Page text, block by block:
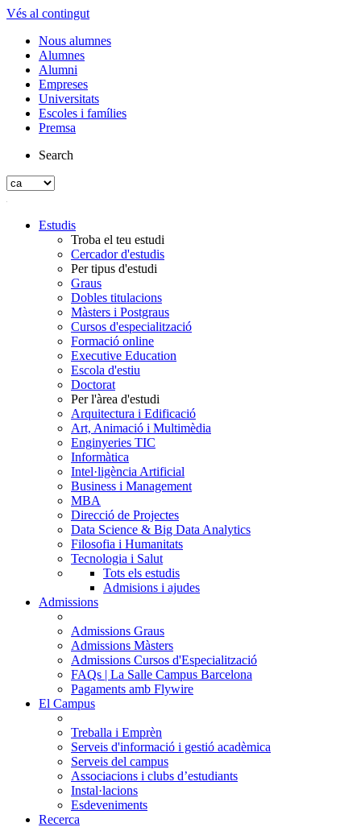
Vés al contingut
Nous alumnes
Alumnes
Alumni
Empreses
Universitats
Escoles i famílies
Premsa
Search
Estudis
Troba el teu estudi
Cercador d'estudis
Per tipus d'estudi
Graus
Dobles titulacions
Màsters i Postgraus
Cursos d'especialització
Formació online
Executive Education
Escola d'estiu
Doctorat
Per l'àrea d'estudi
Arquitectura i Edificació
Art, Animació i Multimèdia
Enginyeries TIC
Informàtica
Intel·ligència Artificial
Business i Management
MBA
Direcció de Projectes
Data Science & Big Data Analytics
Filosofia i Humanitats
Tecnologia i Salut
Tots els estudis
Admisions i ajudes
Admissions
Admissions Graus
Admissions Màsters
Admissions Cursos d'Especialització
FAQs | La Salle Campus Barcelona
Pagaments amb Flywire
El Campus
Treballa i Emprèn
Serveis d'informació i gestió acadèmica
Serveis del campus
Associacions i clubs d’estudiants
Instal·lacions
Esdeveniments
Recerca